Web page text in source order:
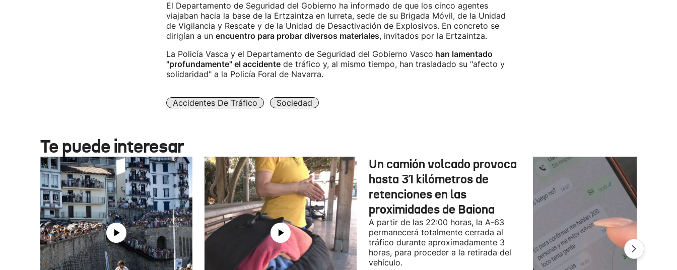
El Departamento de Seguridad del Gobierno ha informado de que los cinco agentes
viajaban hacia la base de la Ertzaintza en Iurreta, sede de su Brigada Móvil, de la Unidad
de Vigilancia y Rescate y de la Unidad de Desactivación de Explosivos. En concreto se
dirigían a un encuentro para probar diversos materiales, invitados por la Ertzaintza.
La Policía Vasca y el Departamento de Seguridad del Gobierno Vasco han lamentado
"profundamente" el accidentede tráfico y, al mismo tiempo, han trasladado su "afecto y
solidaridad" a la Policía Foral de Navarra.
Accidentes De Tráfico Sociedad
Te puede interesar
Un camión volcado provoca
hasta 31 kilómetros de
retenciones en las
proximidades de Baiona
A partir de las 22:00 horas, la A-63
permanecerá totalmente cerrada al
tráfico durante aproximadamente 3
horas, para proceder a la retirada del
vehículo.